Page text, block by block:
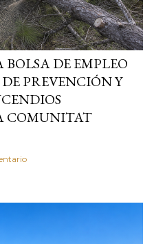
DE EMPLEO
PREVENCIÓN Y
COMUNITAT